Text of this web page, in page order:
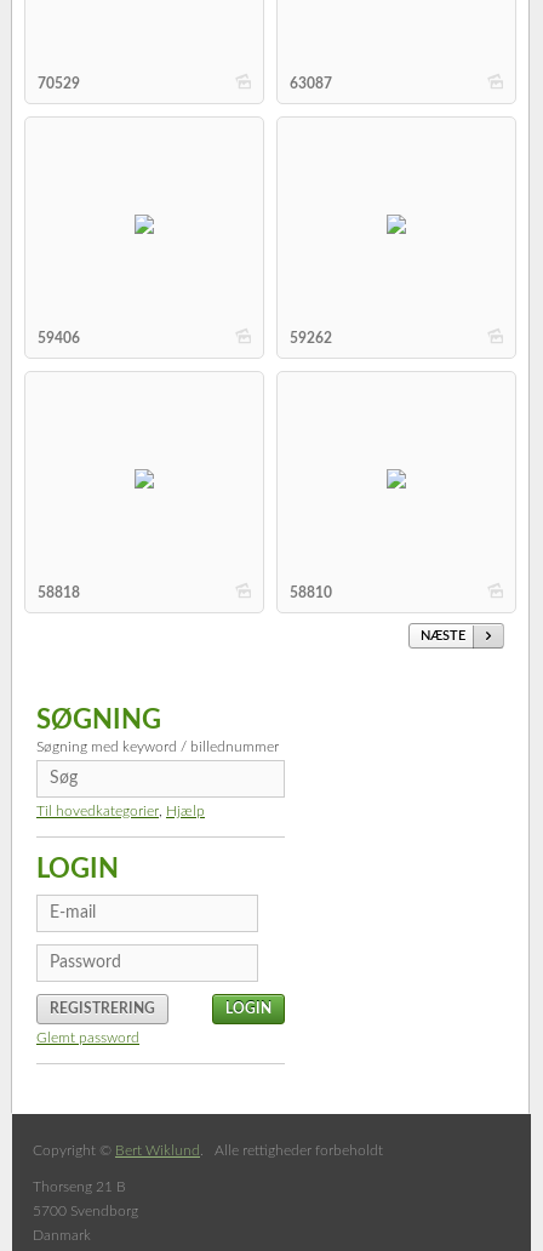
b
70529 b
63087
b
59406 b
59262
b
58818 b
58810
NÆSTE
SØGNING
Søgning med keyword / billednummer
Til hovedkategorier Hjælp
LOGIN
REGISTRERING
Glemt password
Copyright © Bert Wiklund . Alle rettigheder forbeholdt
Thorseng 21 B
5700 Svendborg
Danmark